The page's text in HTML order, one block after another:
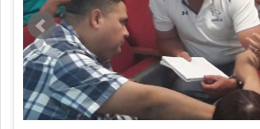
Difusión
Contacto